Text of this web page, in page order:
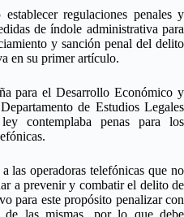
regulaciones penales y
de índole administrativa para
y sanción penal del delito
en su primer artículo.
para el Desarrollo Económico y
de Estudios Legales
contemplaba penas para los
las operadoras telefónicas que no
a prevenir y combatir el delito de
para este propósito penalizar con